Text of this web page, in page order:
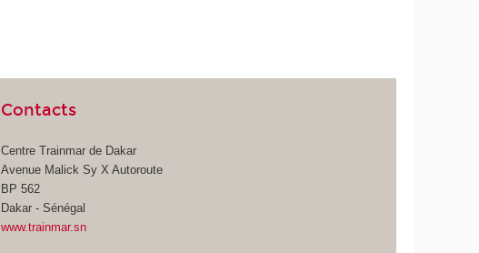
Contacts
Centre Trainmar de Dakar
Avenue Malick Sy X Autoroute
BP 562
Dakar - Sénégal
www.trainmar.sn